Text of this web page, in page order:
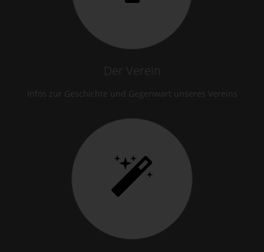
Der Verein
Infos zur Geschichte und Gegenwart unseres Vereins